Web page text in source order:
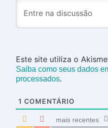
Este site utiliza o
Saiba como seus dados
processados.
1 COMENTÁRIO
mais recentes